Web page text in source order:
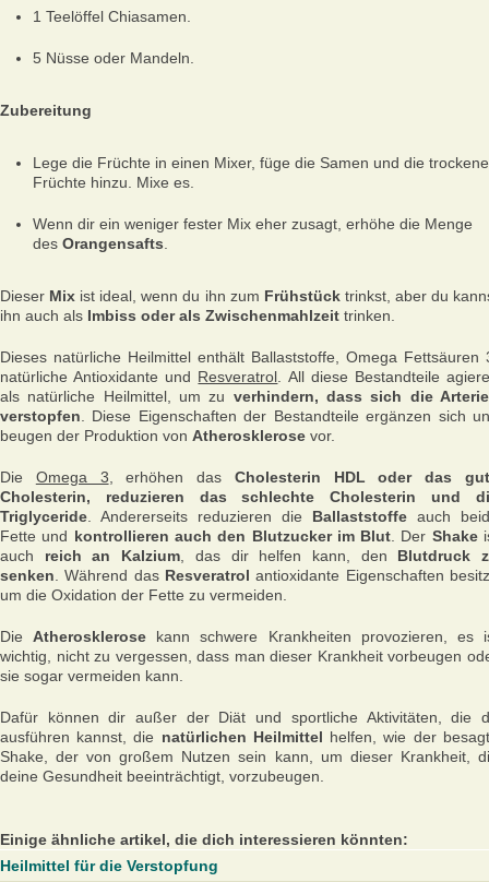
1 Teelöffel Chiasamen.
5 Nüsse oder Mandeln.
Zubereitung
Lege die Früchte in einen Mixer, füge die Samen und die
Früchte hinzu. Mixe es.
Wenn dir ein weniger fester Mix eher zusagt, erhöhe die Menge
des Orangensafts
Dieser Mix ist ideal, wenn du ihn zum Frühstücktrinkst, aber du
ihn auch als Imbiss oder als Zwischenmahlzeit trinken.
Dieses natürliche Heilmittel enthält Ballaststoffe, Omega Fettsäuren
natürliche Antioxidante und Resveratrol . All diese Bestandteile
als natürliche Heilmittel, um zu verhindern, dass sich die
verstopfen . Diese Eigenschaften der Bestandteile ergänzen sich
beugen der Produktion von Atherosklerose vor.
Die Omega 3 , erhöhen das Cholesterin HDL oder das
Cholesterin, reduzieren das schlechte Cholesterin und
Triglyceride . Andererseits reduzieren die Ballaststoffe auch
Fette und kontrollieren auch den Blutzucker im Blut . Der Shake
auch reich an Kalzium , das dir helfen kann, den Blutdruck
senken . Während das Resveratrol antioxidante Eigenschaften
um die Oxidation der Fette zu vermeiden.
DieAtherosklerose kann schwere Krankheiten provozieren, es
wichtig, nicht zu vergessen, dass man dieser Krankheit vorbeugen
sie sogar vermeiden kann.
Dafür können dir außer der Diät und sportliche Aktivitäten, die
ausführen kannst, die natürlichen Heilmittel helfen, wie der
Shake, der von großem Nutzen sein kann, um dieser Krankheit,
deine Gesundheit beeinträchtigt, vorzubeugen.
Einige ähnliche artikel, die dich interessieren könnten:
Heilmittel für die Verstopfung